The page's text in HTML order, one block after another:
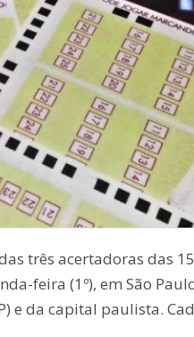
três acertadoras das
feira (1º), em São
e da capital paulista.